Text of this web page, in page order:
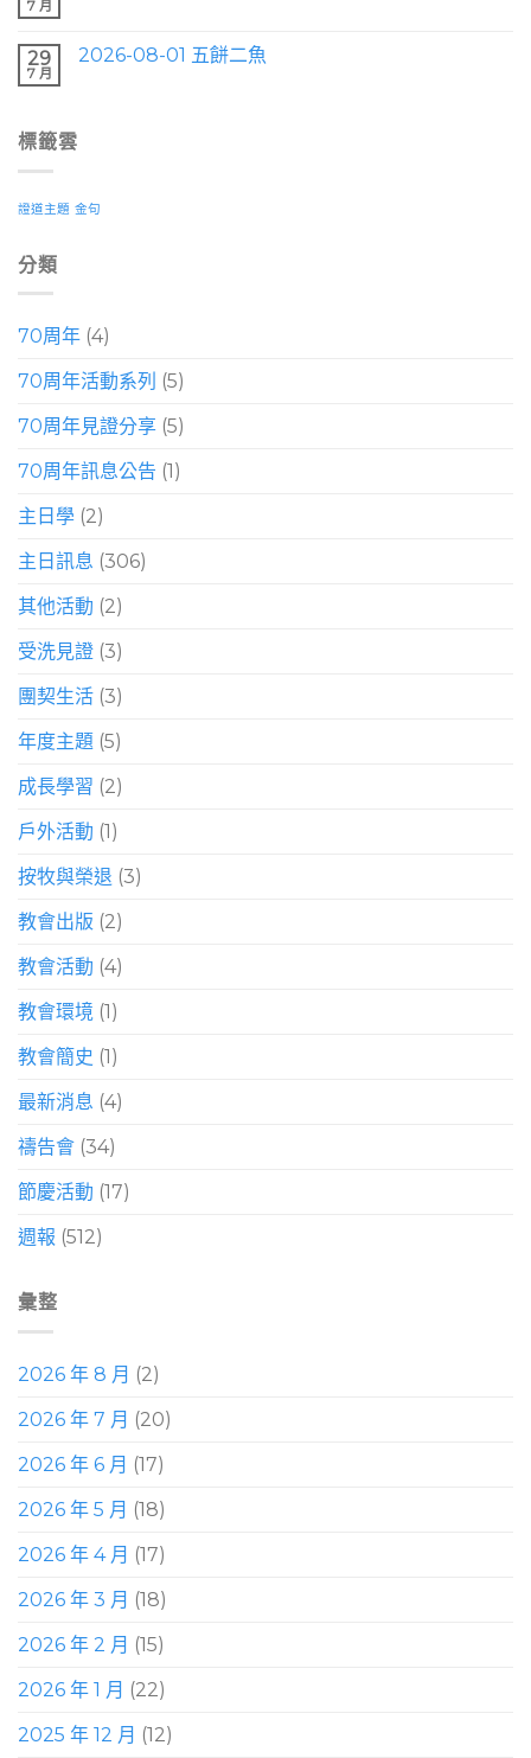
7 月
29
7 月
2026-08-01 五餅二魚
標籤雲
證道主題 金句
分類
70周年 (4)
70周年活動系列 (5)
70周年見證分享 (5)
70周年訊息公告 (1)
主日學 (2)
主日訊息 (306)
其他活動 (2)
受洗見證 (3)
團契生活 (3)
年度主題 (5)
成長學習 (2)
戶外活動 (1)
按牧與榮退 (3)
教會出版 (2)
教會活動 (4)
教會環境 (1)
教會簡史 (1)
最新消息 (4)
禱告會 (34)
節慶活動 (17)
週報 (512)
彙整
2026 年 8 月 (2)
2026 年 7 月 (20)
2026 年 6 月 (17)
2026 年 5 月 (18)
2026 年 4 月 (17)
2026 年 3 月 (18)
2026 年 2 月 (15)
2026 年 1 月 (22)
2025 年 12 月 (12)